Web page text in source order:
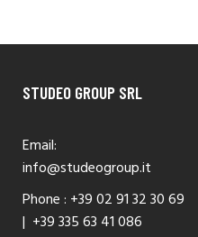
STUDEO GROUP SRL
Email:
info@studeogroup.it
Phone : +39 02 91 32 30 69
| +39 335 63 41 086